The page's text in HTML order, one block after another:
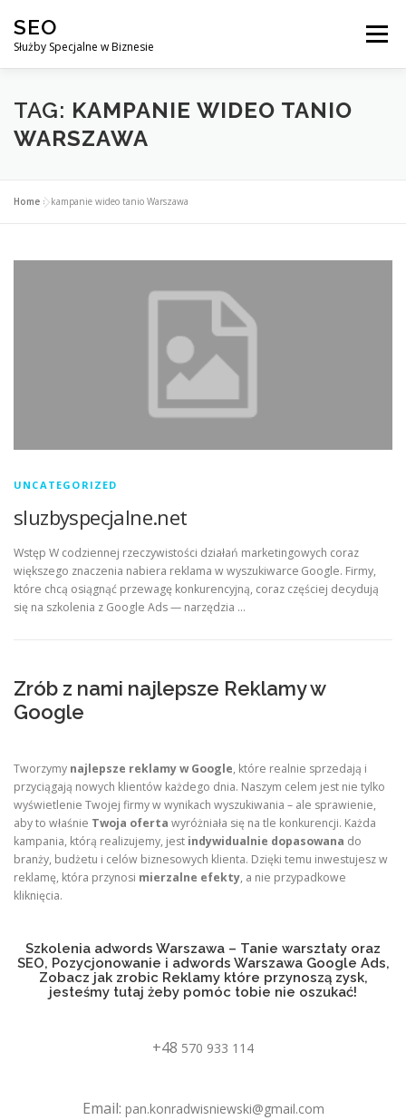
treści
SEO
Służby Specjalne w Biznesie
Menu
AGENCJA SEO CO ZYSKUJESZ ?
TAG: KAMPANIE WIDEO TANIO
WARSZAWA
Home »kampanie wideo tanio Warszawa
UNCATEGORIZED
sluzbyspecjalne.net
Wstęp W codziennej rzeczywistości działań marketingowych coraz
większego znaczenia nabiera reklama w wyszukiwarce Google. Firmy,
które chcą osiągnąć przewagę konkurencyjną, coraz częściej decydują
się na szkolenia z Google Ads — narzędzia …
Zrób z nami najlepsze Reklamy w
Google
Tworzymy najlepsze reklamy w Google, które realnie sprzedają i
przyciągają nowych klientów każdego dnia. Naszym celem jest nie tylko
wyświetlenie Twojej firmy w wynikach wyszukiwania – ale sprawienie,
aby to właśnie Twoja oferta wyróżniała się na tle konkurencji. Każda
kampania, którą realizujemy, jest indywidualnie dopasowana do
branży, budżetu i celów biznesowych klienta. Dzięki temu inwestujesz w
reklamę, która przynosi mierzalne efekty, a nie przypadkowe
kliknięcia.
Szkolenia adwords Warszawa – Tanie warsztaty oraz
SEO, Pozycjonowanie i adwords Warszawa Google Ads,
Zobacz jak zrobic Reklamy które przynoszą zysk,
jesteśmy tutaj żeby pomóc tobie nie oszukać!
+48 570 933 114
Email: pan.konradwisniewski@gmail.com